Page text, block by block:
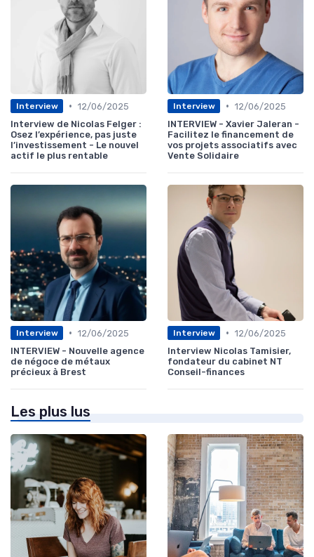
Interview • 12/06/2025
Interview de Nicolas Felger :
Osez l’expérience, pas juste
l’investissement - Le nouvel
actif le plus rentable
Interview • 12/06/2025
INTERVIEW - Xavier Jaleran -
Facilitez le financement de
vos projets associatifs avec
Vente Solidaire
Interview • 12/06/2025
INTERVIEW - Nouvelle agence
de négoce de métaux
précieux à Brest
Interview • 12/06/2025
Interview Nicolas Tamisier,
fondateur du cabinet NT
Conseil-finances
Les plus lus